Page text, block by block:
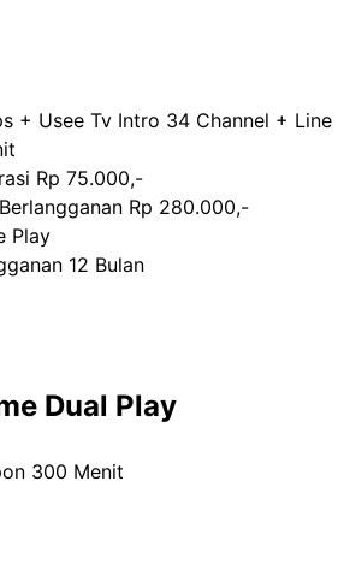
+ Usee Tv Intro 34 Channel + Line
Rp 75.000,-
Rp 280.000,-
Play
12 Bulan
Dual Play
300 Menit